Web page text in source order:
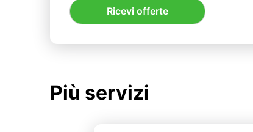
Ricevi offerte
Più servizi